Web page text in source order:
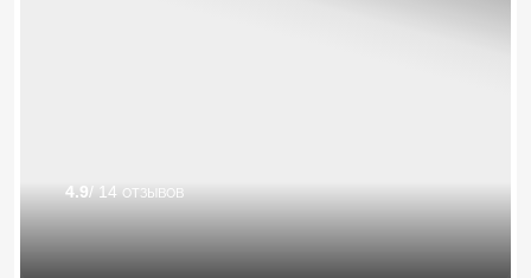
4.9/ 14 отзывов